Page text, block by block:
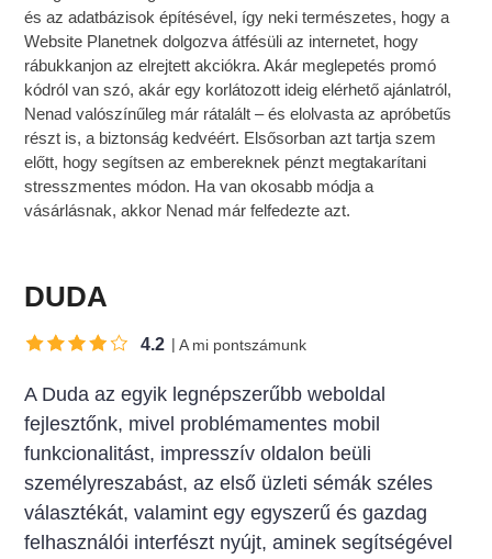
és az adatbázisok építésével, így neki természetes, hogy a
Website Planetnek dolgozva átfésüli az internetet, hogy
rábukkanjon az elrejtett akciókra. Akár meglepetés promó
kódról van szó, akár egy korlátozott ideig elérhető ajánlatról,
Nenad valószínűleg már rátalált – és elolvasta az apróbetűs
részt is, a biztonság kedvéért. Elsősorban azt tartja szem
előtt, hogy segítsen az embereknek pénzt megtakarítani
stresszmentes módon. Ha van okosabb módja a
vásárlásnak, akkor Nenad már felfedezte azt.
DUDA
4.2 A mi pontszámunk
A Duda az egyik legnépszerűbb weboldal
fejlesztőnk, mivel problémamentes mobil
funkcionalitást, impresszív oldalon beüli
személyreszabást, az első üzleti sémák széles
választékát, valamint egy egyszerű és gazdag
felhasználói interfészt nyújt, aminek segítségével